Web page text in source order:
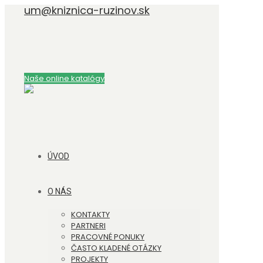
um@kniznica-ruzinov.sk
Naše online katalógy
ÚVOD
O NÁS
KONTAKTY
PARTNERI
PRACOVNÉ PONUKY
ČASTO KLADENÉ OTÁZKY
PROJEKTY